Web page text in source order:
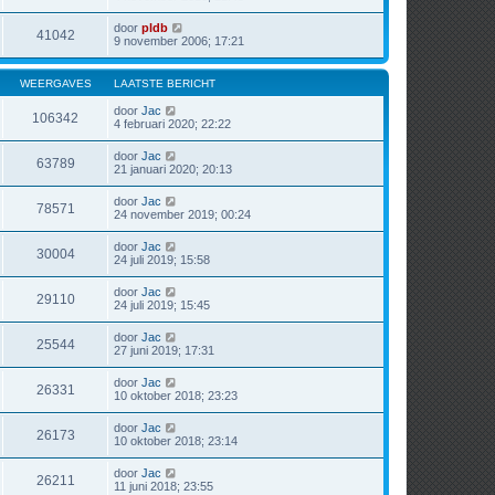
41042 door pldb
9 november 2006; 17:21
WEERGAVES LAATSTE BERICHT
106342 door Jac
4 februari 2020; 22:22
63789 door Jac
21 januari 2020; 20:13
78571 door Jac
24 november 2019; 00:24
30004 door Jac
24 juli 2019; 15:58
29110 door Jac
24 juli 2019; 15:45
25544 door Jac
27 juni 2019; 17:31
26331 door Jac
10 oktober 2018; 23:23
26173 door Jac
10 oktober 2018; 23:14
26211 door Jac
11 juni 2018; 23:55